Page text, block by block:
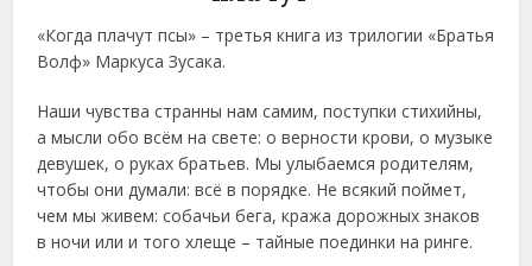
«Когда плачут псы» – третья книга из трилогии «Братья
Волф» Маркуса Зусака.
Наши чувства странны нам самим, поступки стихийны,
а мысли обо всём на свете: о верности крови, о музыке
девушек, о руках братьев. Мы улыбаемся родителям,
чтобы они думали: всё в порядке. Не всякий поймет,
чем мы живем: собачьи бега, кража дорожных знаков
в ночи или и того хлеще – тайные поединки на ринге.